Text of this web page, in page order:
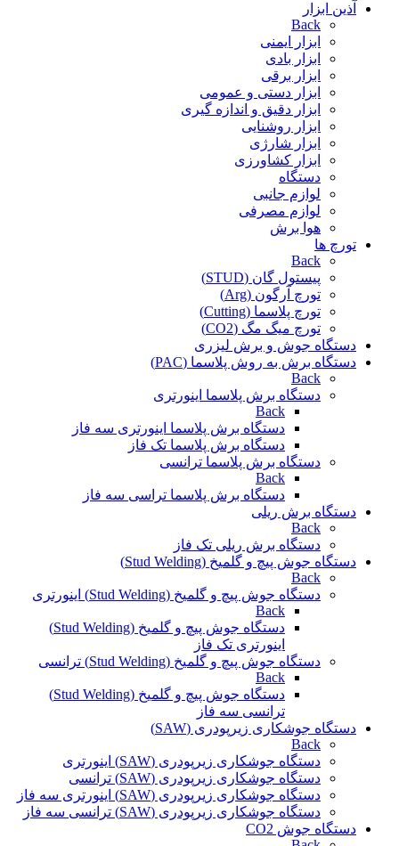
آذین ابزار
Back
ابزار ایمنی
ابزار بادی
ابزار برقی
ابزار دستی و عمومی
ابزار دقیق و اندازه گیری
ابزار روشنایی
ابزار شارژی
ابزار کشاورزی
دستگاه
لوازم جانبی
لوازم مصرفی
هوا برش
تورچ ها
Back
پیستول گان (STUD)
تورچ آرگون (Arg)
تورچ پلاسما (Cutting)
تورچ میگ مگ (CO2)
دستگاه جوش و برش لیزری
دستگاه برش به روش پلاسما (PAC)
Back
دستگاه برش پلاسما اینورتری
Back
دستگاه برش پلاسما اینورتری سه فاز
دستگاه برش پلاسما تک فاز
دستگاه برش پلاسما ترانسی
Back
دستگاه برش پلاسما تراسی سه فاز
دستگاه برش ریلی
Back
دستگاه برش ریلی تک فاز
دستگاه جوش پیچ و گلمیخ (Stud Welding)
Back
دستگاه جوش پیچ و گلمیخ (Stud Welding) اینورتری
Back
دستگاه جوش پیچ و گلمیخ (Stud Welding)
اینورتری تک فاز
دستگاه جوش پیچ و گلمیخ (Stud Welding) ترانسی
Back
دستگاه جوش پیچ و گلمیخ (Stud Welding)
ترانسی سه فاز
دستگاه جوشکاری زیرپودری (SAW)
Back
دستگاه جوشکاری زیرپودری (SAW) اینورتری
دستگاه جوشکاری زیرپودری (SAW) ترانسی
دستگاه جوشکاری زیرپودری (SAW) اینورتری سه فاز
دستگاه جوشکاری زیرپودری (SAW) ترانسی سه فاز
دستگاه جوش CO2